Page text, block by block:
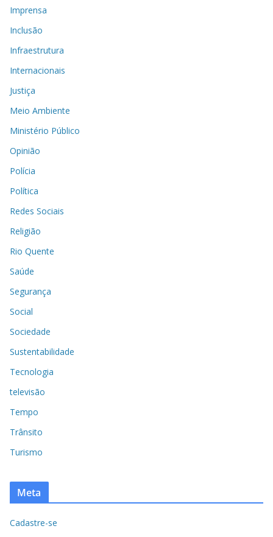
Imprensa
Inclusão
Infraestrutura
Internacionais
Justiça
Meio Ambiente
Ministério Público
Opinião
Polícia
Política
Redes Sociais
Religião
Rio Quente
Saúde
Segurança
Social
Sociedade
Sustentabilidade
Tecnologia
televisão
Tempo
Trânsito
Turismo
Meta
Cadastre-se